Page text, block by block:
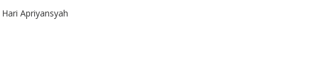
Apriyansyah